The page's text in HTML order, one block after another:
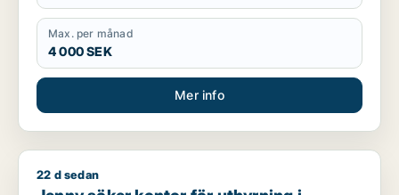
Max. per månad
4 000 SEK
Mer info
Jenny söker kontor för uthyrning i Katrineholm
22 d sedan